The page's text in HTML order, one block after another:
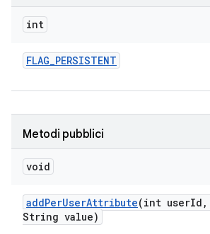
int
FLAG_PERSISTENT
Metodi pubblici
void
addPerUserAttribute(int userId ,
String value)